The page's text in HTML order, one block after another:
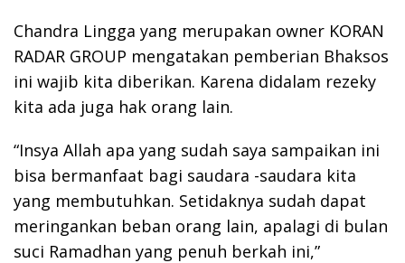
Chandra Lingga yang merupakan owner KORAN
RADAR GROUP mengatakan pemberian Bhaksos
ini wajib kita diberikan. Karena didalam rezeky
kita ada juga hak orang lain.
“Insya Allah apa yang sudah saya sampaikan ini
bisa bermanfaat bagi saudara -saudara kita
yang membutuhkan. Setidaknya sudah dapat
meringankan beban orang lain, apalagi di bulan
suci Ramadhan yang penuh berkah ini,”